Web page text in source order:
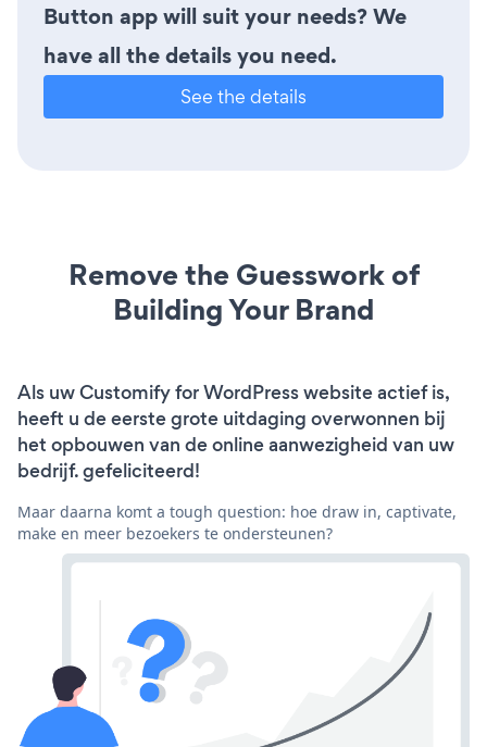
Button app will suit your needs? We
have all the details you need.
See the details
Remove the Guesswork of
Building Your Brand
Als uw Customify for WordPress website actief is,
heeft u de eerste grote uitdaging overwonnen bij
het opbouwen van de online aanwezigheid van uw
bedrijf. gefeliciteerd!
Maar daarna komt a tough question: hoe draw in, captivate,
make en meer bezoekers te ondersteunen?